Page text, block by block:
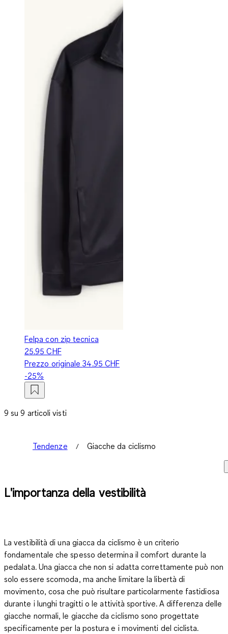
Felpa con zip tecnica
25.95 CHF
Prezzo originale34.95 CHF
-25%
9 su 9 articoli visti
Tendenze Giacche da ciclismo
L'importanza della vestibilità
La vestibilità di una giacca da ciclismo è un criterio
fondamentale che spesso determina il comfort durante la
pedalata. Una giacca che non si adatta correttamente può non
solo essere scomoda, ma anche limitare la libertà di
movimento, cosa che può risultare particolarmente fastidiosa
durante i lunghi tragitti o le attività sportive. A differenza delle
giacche normali, le giacche da ciclismo sono progettate
specificamente per la postura e i movimenti del ciclista.